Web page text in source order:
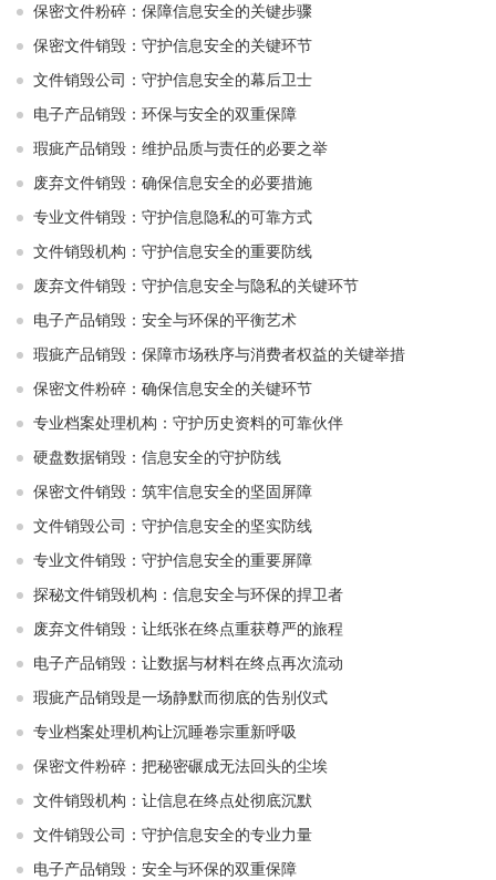
保密文件粉碎：保障信息安全的关键步骤
保密文件销毁：守护信息安全的关键环节
文件销毁公司：守护信息安全的幕后卫士
电子产品销毁：环保与安全的双重保障
瑕疵产品销毁：维护品质与责任的必要之举
废弃文件销毁：确保信息安全的必要措施
专业文件销毁：守护信息隐私的可靠方式
文件销毁机构：守护信息安全的重要防线
废弃文件销毁：守护信息安全与隐私的关键环节
电子产品销毁：安全与环保的平衡艺术
瑕疵产品销毁：保障市场秩序与消费者权益的关键举措
保密文件粉碎：确保信息安全的关键环节
专业档案处理机构：守护历史资料的可靠伙伴
硬盘数据销毁：信息安全的守护防线
保密文件销毁：筑牢信息安全的坚固屏障
文件销毁公司：守护信息安全的坚实防线
专业文件销毁：守护信息安全的重要屏障
探秘文件销毁机构：信息安全与环保的捍卫者
废弃文件销毁：让纸张在终点重获尊严的旅程
电子产品销毁：让数据与材料在终点再次流动
瑕疵产品销毁是一场静默而彻底的告别仪式
专业档案处理机构让沉睡卷宗重新呼吸
保密文件粉碎：把秘密碾成无法回头的尘埃
文件销毁机构：让信息在终点处彻底沉默
文件销毁公司：守护信息安全的专业力量
电子产品销毁：安全与环保的双重保障